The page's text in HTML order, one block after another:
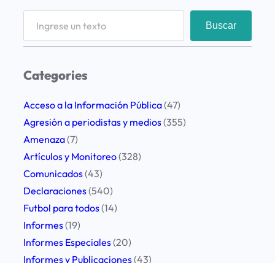
r
h
Buscar
Categories
Acceso a la Información Pública(47)
Agresión a periodistas y medios(355)
Amenaza(7)
Artículos y Monitoreo(328)
Comunicados(43)
Declaraciones(540)
Futbol para todos(14)
Informes(19)
Informes Especiales(20)
Informes y Publicaciones(43)